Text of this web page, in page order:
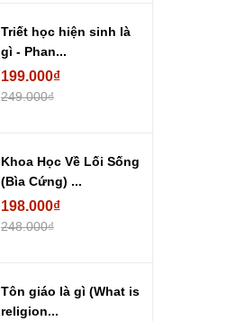
Triết học hiện sinh là
gì - Phan...
199.000₫
249.000₫
Khoa Học Về Lối Sống
(Bìa Cứng) ...
198.000₫
248.000₫
Tôn giáo là gì (What is
religion...